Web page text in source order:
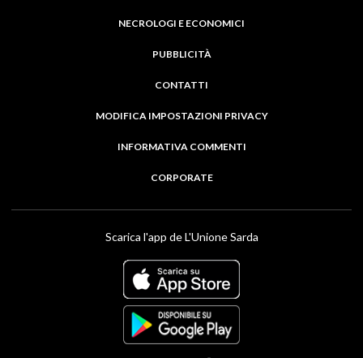
NECROLOGI E ECONOMICI
PUBBLICITÀ
CONTATTI
MODIFICA IMPOSTAZIONI PRIVACY
INFORMATIVA COMMENTI
CORPORATE
Scarica l'app de L'Unione Sarda